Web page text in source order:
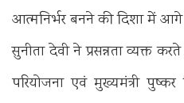
आत्मनिर्भर बनने की दिशा में आगे
सुनीता देवी ने प्रसन्नता व्यक्त
परियोजना एवं मुख्यमंत्री